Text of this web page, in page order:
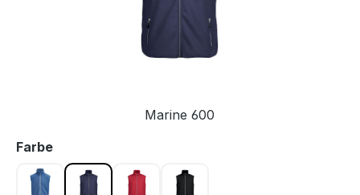
Marine 600
Farbeauswählen